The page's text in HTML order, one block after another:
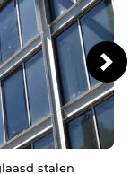
stalen